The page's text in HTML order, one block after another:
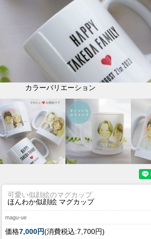
カラーバリエーション
可愛い似顔絵のマグカップ
ほんわか似顔絵 マグカップ
magu-ue
価格7,000円(消費税込:7,700円)